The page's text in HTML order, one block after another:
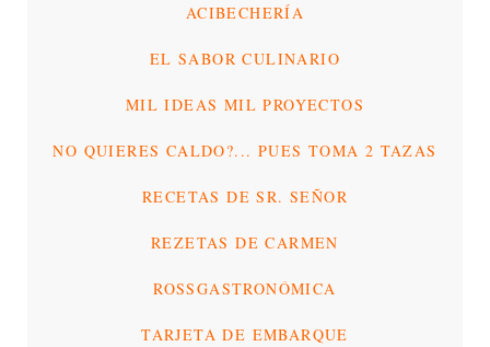
ACIBECHERÍA
EL SABOR CULINARIO
MIL IDEAS MIL PROYECTOS
NO QUIERES CALDO?... PUES TOMA 2 TAZAS
RECETAS DE SR. SEÑOR
REZETAS DE CARMEN
ROSSGASTRONÓMICA
TARJETA DE EMBARQUE